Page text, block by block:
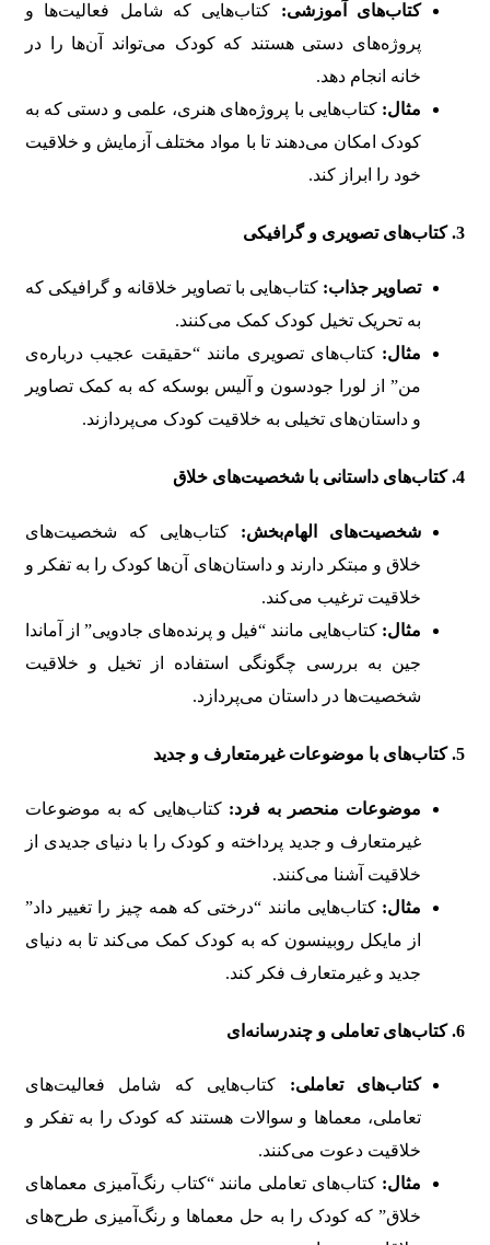
کتاب‌های آموزشی: کتاب‌هایی که شامل فعالیت‌ها و
پروژه‌های دستی هستند که کودک می‌تواند آن‌ها را در
خانه انجام دهد.
مثال: کتاب‌هایی با پروژه‌های هنری، علمی و دستی که به
کودک امکان می‌دهند تا با مواد مختلف آزمایش و خلاقیت
خود را ابراز کند.
3. کتاب‌های تصویری و گرافیکی
تصاویر جذاب: کتاب‌هایی با تصاویر خلاقانه و گرافیکی که
به تحریک تخیل کودک کمک می‌کنند.
مثال: کتاب‌های تصویری مانند “حقیقت عجیب درباره‌ی
من” از لورا جودسون و آلیس بوسکه که به کمک تصاویر
و داستان‌های تخیلی به خلاقیت کودک می‌پردازند.
4. کتاب‌های داستانی با شخصیت‌های خلاق
شخصیت‌های الهام‌بخش: کتاب‌هایی که شخصیت‌های
خلاق و مبتکر دارند و داستان‌های آن‌ها کودک را به تفکر و
خلاقیت ترغیب می‌کند.
مثال: کتاب‌هایی مانند “فیل و پرنده‌های جادویی” از آماندا
جین به بررسی چگونگی استفاده از تخیل و خلاقیت
شخصیت‌ها در داستان می‌پردازد.
5. کتاب‌های با موضوعات غیرمتعارف و جدید
موضوعات منحصر به فرد: کتاب‌هایی که به موضوعات
غیرمتعارف و جدید پرداخته و کودک را با دنیای جدیدی از
خلاقیت آشنا می‌کنند.
مثال: کتاب‌هایی مانند “درختی که همه چیز را تغییر داد”
از مایکل روبینسون که به کودک کمک می‌کند تا به دنیای
جدید و غیرمتعارف فکر کند.
6. کتاب‌های تعاملی و چندرسانه‌ای
کتاب‌های تعاملی: کتاب‌هایی که شامل فعالیت‌های
تعاملی، معماها و سوالات هستند که کودک را به تفکر و
خلاقیت دعوت می‌کنند.
مثال: کتاب‌های تعاملی مانند “کتاب رنگ‌آمیزی معماهای
خلاق” که کودک را به حل معماها و رنگ‌آمیزی طرح‌های